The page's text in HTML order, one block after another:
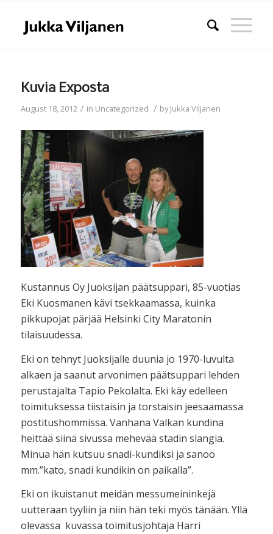
Kuvia Exposta
August 18, 2012 / in Uncategorized / byJukka Viljanen
Kustannus Oy Juoksijan päätsuppari, 85-vuotias
Eki Kuosmanen kävi tsekkaamassa, kuinka
pikkupojat pärjää Helsinki City Maratonin
tilaisuudessa.
Eki on tehnyt Juoksijalle duunia jo 1970-luvulta
alkaen ja saanut arvonimen päätsuppari lehden
perustajalta Tapio Pekolalta. Eki käy edelleen
toimituksessa tiistaisin ja torstaisin jeesaamassa
postitushommissa. Vanhana Valkan kundina
heittää siinä sivussa mehevää stadin slangia.
Minua hän kutsuu snadi-kundiksi ja sanoo
mm.”kato, snadi kundikin on paikalla”.
Eki on ikuistanut meidän messumeininkejä
uutteraan tyyliin ja niin hän teki myös tänään. Yllä
olevassa kuvassa toimitusjohtaja Harri